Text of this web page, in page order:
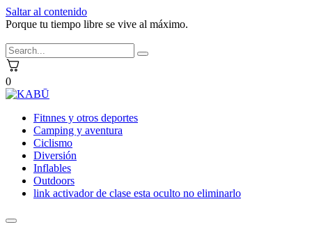
Saltar al contenido
Porque tu tiempo libre se vive al máximo.
0
Fitnnes y otros deportes
Camping y aventura
Ciclismo
Diversión
Inflables
Outdoors
link activador de clase esta oculto no eliminarlo